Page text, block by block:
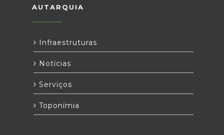
AUTARQUIA
Infraestruturas
Notícias
Serviços
Toponímia